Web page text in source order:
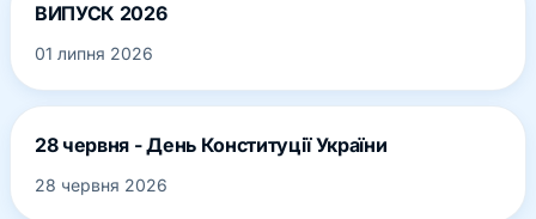
ВИПУСК 2026
01 липня 2026
28 червня - День Конституції України
28 червня 2026